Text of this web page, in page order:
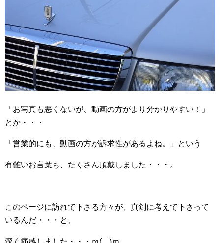
「お写真も悪くないが、動画の方がより分かりやすい！」
とか・・・
「営業的にも、動画の方が訴求性があるよね。」という
有難いお言葉も、たくさん頂戴しました・・・。
このページに訪れて下さる方々が、真剣に考えて下さって
いるんだ・・・と、